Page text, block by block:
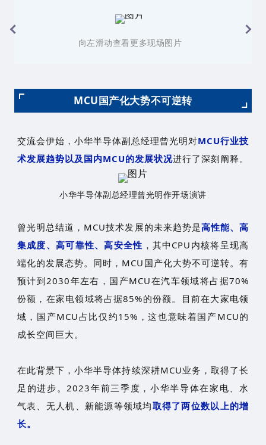
向左滑动查看更多现场图片
MCU国产化大势不可逆转
交流会伊始，小华半导体副总经理曾光明对MCU行业技
术发展趋势以及国内MCU的发展状况进行了深刻阐释。
小华半导体副总经理曾光明作开场演讲
曾光明总结道，MCU技术发展的未来趋势是高性能、高
集成度、高可靠性、高安全性 ，其中CPU内核将呈现高
端化的发展态势。同时，MCU国产化大势不可逆转。有
预计到2030年左右，国产MCU在汽车领域将占据70%
份额，在家电领域将占据85%的份额。目前在大家电领
域，国产MCU占比仅约15%，这也意味着国产MCU的
成长空间巨大。
在此背景下，小华半导体持续深耕MCU业务，取得了长
足的进步。2023年前三季度，小华半导体在家电、水
气表、无人机、新能源等领域均取得了两位数以上的增
长。